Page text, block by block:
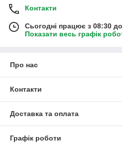
Контакти
Сьогодні працює з 08:30
Показати весь графік
Про нас
Контакти
Доставка та оплата
Графік роботи